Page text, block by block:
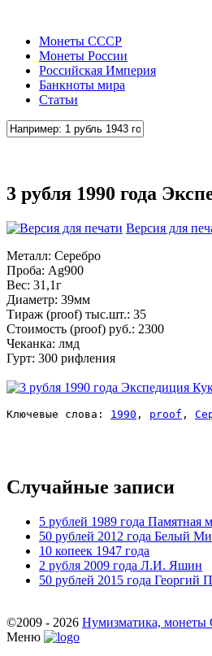
Монеты СССР
Монеты России
Российская Империя
Банкноты мира
Статьи
3 рубля 1990 года
Версия для
Металл: Серебро
Проба: Ag900
Вес: 31,1г
Диаметр: 39мм
Тираж (proof) тыс.шт.: 35
Стоимость (proof) руб.: 2300
Чеканка: лмд
Гурт: 300 рифления
Ключевые слова: 1990 , proof ,
Случайные записи
5 рублей 1989 года Памятная
50 рублей 2012 года Белый
10 копеек 1947 года
2 рубля 2009 года Л.И. Яшин
50 рублей 2015 года Георгий
©2009 - 2026 Нумизматика,
Меню